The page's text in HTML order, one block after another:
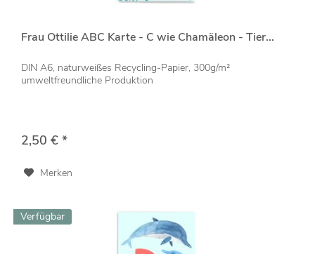
Frau Ottilie ABC Karte - C wie Chamäleon - Tier...
DIN A6, naturweißes Recycling-Papier, 300g/m²
umweltfreundliche Produktion
2,50 € *
Merken
Verfügbar